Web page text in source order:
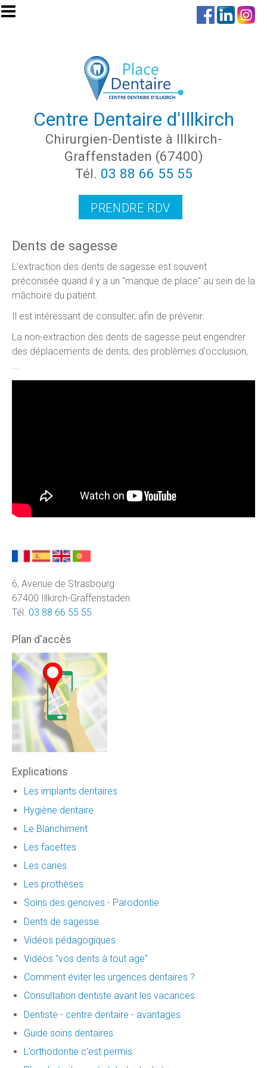
Aller au contenu principal
Centre Dentaire d'Illkirch
Chirurgien-Dentiste à Illkirch-
Graffenstaden (67400)
Tél. 03 88 66 55 55
PRENDRE RDV
Dents de sagesse
L'extraction des dents de sagesse est souvent
préconisée quand il y a un "manque de place" au sein de la
mâchoire du patient.
Il est intéressant de consulter, afin de prévenir.
La non-extraction des dents de sagesse peut engendrer
des déplacements de dents, des problèmes d'occlusion,
...
6, Avenue de Strasbourg
67400 Illkirch-Graffenstaden
Tél. 03 88 66 55 55
Plan d'accès
Explications
Les implants dentaires
Hygiène dentaire
Le Blanchiment
Les facettes
Les caries
Les prothèses
Soins des gencives - Parodontie
Dents de sagesse
Vidéos pédagogiques
Vidéos "vos dents à tout age"
Comment éviter les urgences dentaires ?
Consultation dentiste avant les vacances
Dentiste - centre dentaire - avantages
Guide soins dentaires
L’orthodontie c’est permis